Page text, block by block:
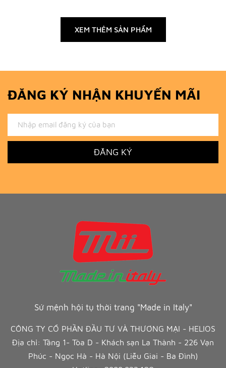
XEM THÊM SẢN PHẨM
ĐĂNG KÝ NHẬN KHUYẾN MÃI
ĐĂNG KÝ
Sứ mệnh hội tụ thời trang "Made in Italy"
CÔNG TY CỔ PHẦN ĐẦU TƯ VÀ THƯƠNG MẠI - HELIOS
Địa chỉ: Tầng 1- Tòa D - Khách sạn La Thành - 226 Vạn
Phúc - Ngọc Hà - Hà Nội (Liễu Giai - Ba Đình)